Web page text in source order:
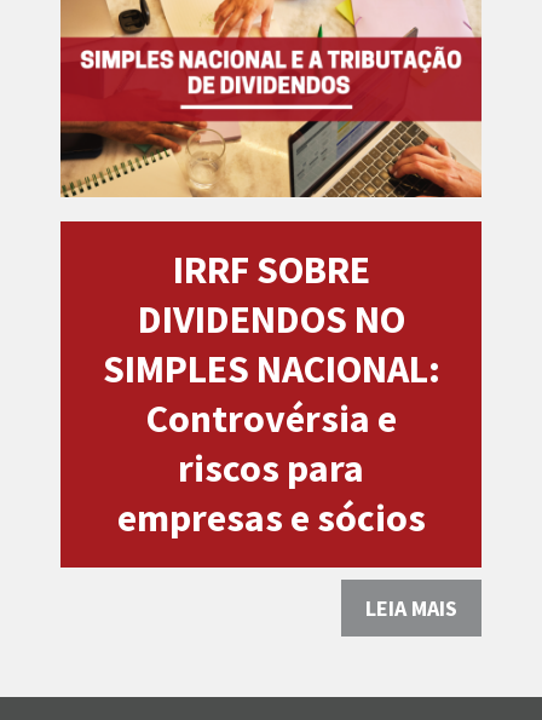
IRRF SOBRE
DIVIDENDOS NO
SIMPLES NACIONAL:
Controvérsia e
riscos para
empresas e sócios
LEIA MAIS